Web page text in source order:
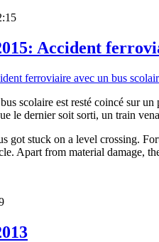
Accident
scolaire est resté coincé sur
le dernier soit sorti, un train
got stuck on a level crossing.
Apart from material damage,